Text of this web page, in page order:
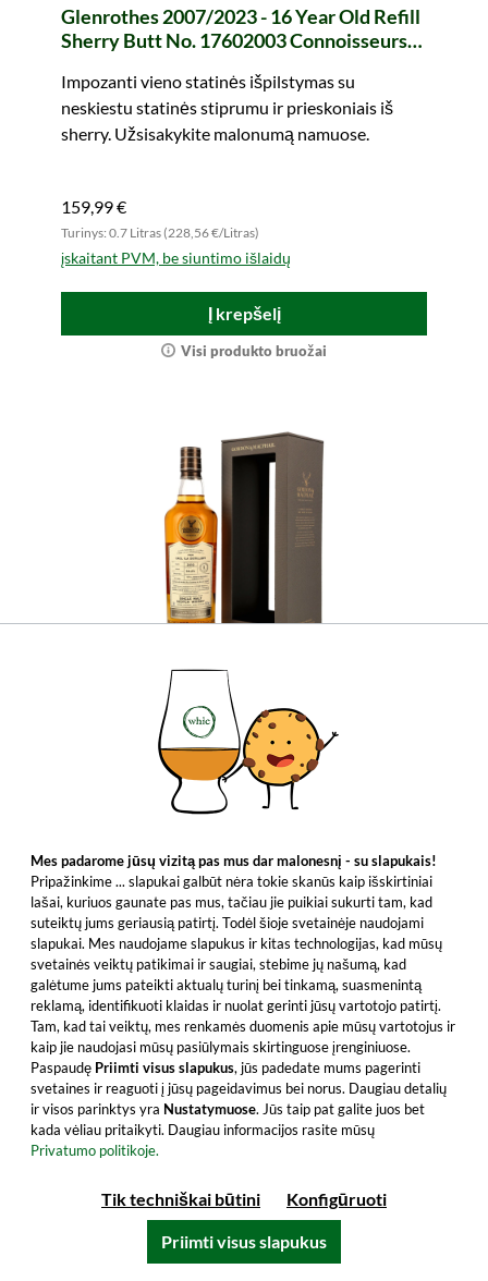
Glenrothes 2007/2023 - 16 Year Old Refill
Sherry Butt No. 17602003 Connoisseurs
Impozanti vieno statinės išpilstymas su
neskiestu statinės stiprumu ir prieskoniais iš
sherry. Užsisakykite malonumą namuose.
159,99 €
Turinys: 0.7 Litras (228,56 €/Litras)
įskaitant PVM, be siuntimo išlaidų
Į krepšelį
Visi produkto bruožai
Caol Ila 2010/2025 - 15 Year Old Refill
American Hogshead #313534
Connoisseurs Choice (Gordon & MacPhail)
Atraskite šį riboto leidimo Cask Strength viskį su
intensyviais obuolių ir dūmų aromatais.
Pasirūpinkite tobulumo gabalėliu!
154,99 €
Turinys: 0.7 Litras (221,41 €/Litras)
įskaitant PVM, be siuntimo išlaidų
Į krepšelį
Visi produkto bruožai
Mes padarome jūsų vizitą pas mus dar malonesnį - su slapukais!
Pripažinkime ... slapukai galbūt nėra tokie skanūs kaip išskirtiniai
lašai, kuriuos gaunate pas mus, tačiau jie puikiai sukurti tam, kad
suteiktų jums geriausią patirtį. Todėl šioje svetainėje naudojami
slapukai. Mes naudojame slapukus ir kitas technologijas, kad mūsų
svetainės veiktų patikimai ir saugiai, stebime jų našumą, kad
galėtume jums pateikti aktualų turinį bei tinkamą, suasmenintą
reklamą, identifikuoti klaidas ir nuolat gerinti jūsų vartotojo patirtį.
Tam, kad tai veiktų, mes renkamės duomenis apie mūsų vartotojus ir
kaip jie naudojasi mūsų pasiūlymais skirtinguose įrenginiuose.
Paspaudę Priimti visus slapukus, jūs padedate mums pagerinti
svetaines ir reaguoti į jūsų pageidavimus bei norus. Daugiau detalių
ir visos parinktys yra Nustatymuose. Jūs taip pat galite juos bet
kada vėliau pritaikyti. Daugiau informacijos rasite mūsų
Privatumo politikoje.
Tik techniškai būtini Konfigūruoti
Priimti visus slapukus